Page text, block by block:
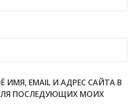
ИМЯ, EMAIL И АДРЕС САЙТА В
ПОСЛЕДУЮЩИХ МОИХ